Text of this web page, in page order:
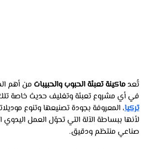
تُعد ماكينة تعبئة الحبوب والحبيبات من أهم
في أي مشروع تعبئة وتغليف حديث خاصة
تركيا، المعروفة بجودة تصنيعها وتنوع
لأنها ببساطة الآلة التي تحوّل العمل اليدوي
صناعي منتظم ودقيق.